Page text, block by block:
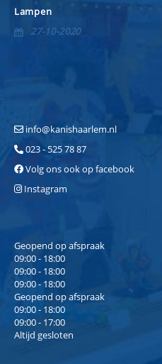
Lampen
27-10-2020
info@kanishaarlem.nl
023 - 525 78 87
Volg ons ook op facebook
Instagram
Geopend op afspraak
09:00 - 18:00
09:00 - 18:00
09:00 - 18:00
Geopend op afspraak
09:00 - 18:00
09:00 - 17:00
Altijd gesloten